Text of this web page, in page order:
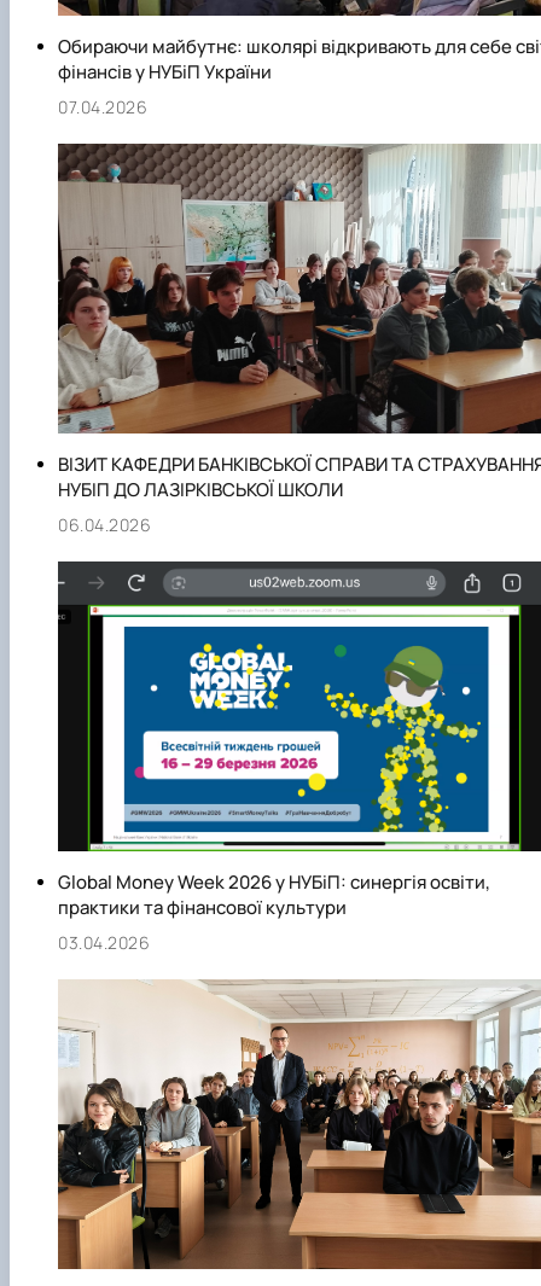
Обираючи майбутнє: школярі відкривають для себе
фінансів у НУБіП України
07.04.2026
ВІЗИТ КАФЕДРИ БАНКІВСЬКОЇ СПРАВИ ТА
НУБІП ДО ЛАЗІРКІВСЬКОЇ ШКОЛИ
06.04.2026
Global Money Week 2026 у НУБіП: синергія освіти,
практики та фінансової культури
03.04.2026